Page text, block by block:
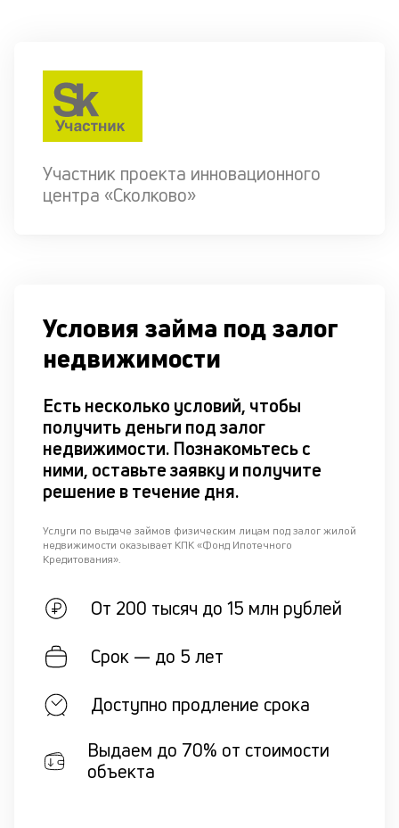
Участник проекта инновационного
центра «Сколково»
Условия займа под залог
недвижимости
Есть несколько условий, чтобы
получить деньги под залог
недвижимости. Познакомьтесь с
ними, оставьте заявку и получите
решение в течение дня.
Услуги по выдаче займов физическим лицам под залог жилой
недвижимости оказывает КПК «Фонд Ипотечного
Кредитования».
От 200 тысяч до 15 млн рублей
Срок — до 5 лет
Доступно продление срока
Выдаем до 70% от стоимости
объекта